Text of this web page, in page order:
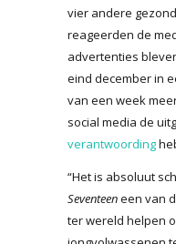
vier andere
reageerden de
advertenties
eind december in
van een week
social media de
verantwoording
“Het is absoluut
Seventeeneen van
ter wereld helpen